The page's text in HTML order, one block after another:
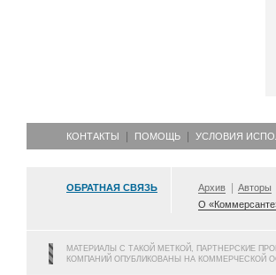
КОНТАКТЫ ПОМОЩЬ УСЛОВИЯ
ОБРАТНАЯ СВЯЗЬ Архив Авторы
О
МАТЕРИАЛЫ С ТАКОЙ МЕТКОЙ, ПАРТНЕРСКИЕ
КОМПАНИЙ ОПУБЛИКОВАНЫ НА КОММЕРЧЕСКОЙ